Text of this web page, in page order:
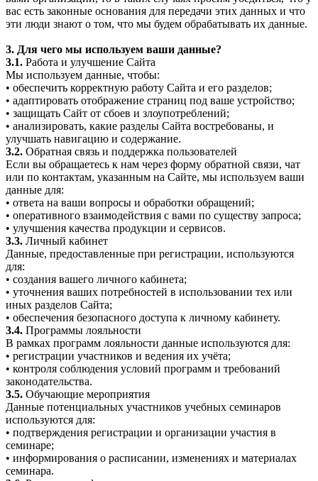
вас есть законные основания для передачи этих данных и что
эти люди знают о том, что мы будем обрабатывать их данные.
3. Для чего мы используем ваши данные?
3.1. Работа и улучшение Сайта
Мы используем данные, чтобы:
• обеспечить корректную работу Сайта и его разделов;
• адаптировать отображение страниц под ваше устройство;
• защищать Сайт от сбоев и злоупотреблений;
• анализировать, какие разделы Сайта востребованы, и
улучшать навигацию и содержание.
3.2. Обратная связь и поддержка пользователей
Если вы обращаетесь к нам через форму обратной связи, чат
или по контактам, указанным на Сайте, мы используем ваши
данные для:
• ответа на ваши вопросы и обработки обращений;
• оперативного взаимодействия с вами по существу запроса;
• улучшения качества продукции и сервисов.
3.3. Личный кабинет
Данные, предоставленные при регистрации, используются
для:
• создания вашего личного кабинета;
• уточнения ваших потребностей в использовании тех или
иных разделов Сайта;
• обеспечения безопасного доступа к личному кабинету.
3.4. Программы лояльности
В рамках программ лояльности данные используются для:
• регистрации участников и ведения их учёта;
• контроля соблюдения условий программ и требований
законодательства.
3.5. Обучающие мероприятия
Данные потенциальных участников учебных семинаров
используются для:
• подтверждения регистрации и организации участия в
семинаре;
• информирования о расписании, изменениях и материалах
семинара.